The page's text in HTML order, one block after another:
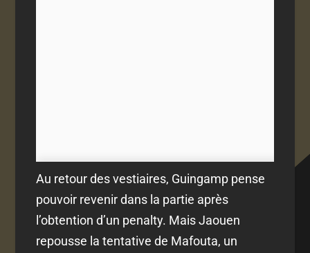
Au retour des vestiaires, Guingamp pense
pouvoir revenir dans la partie après
l’obtention d’un penalty. Mais Jaouen
repousse la tentative de Mafouta, un